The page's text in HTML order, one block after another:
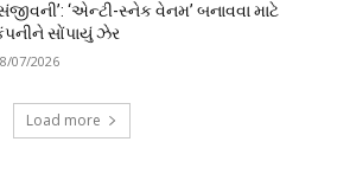
‘એન્ટી-સ્નેક વેનમ’ બનાવવા માટે
સોંપાયું ઝેર
07/2026
Load more